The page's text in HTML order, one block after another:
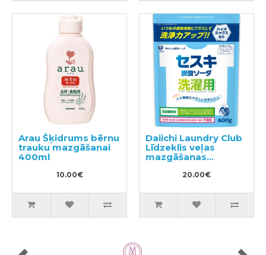
Arau Šķidrums bērnu
trauku mazgāšanai
400ml
10.00€
Daiichi Laundry Club
Līdzeklis veļas
mazgāšanas
efektivitātes
palielināšanai 600g
20.00€